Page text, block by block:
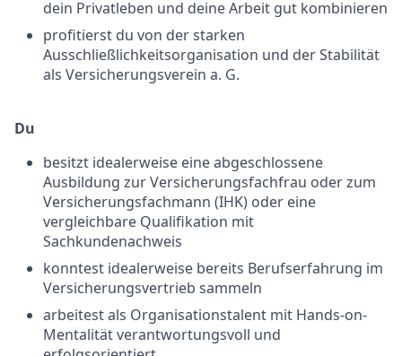
dein Privatleben und deine Arbeit gut kombinieren
profitierst du von der starken
Ausschließlichkeitsorganisation und der Stabilität
als Versicherungsverein a. G.
Du
besitzt idealerweise eine abgeschlossene
Ausbildung zur Versicherungsfachfrau oder zum
Versicherungsfachmann (IHK) oder eine
vergleichbare Qualifikation mit
Sachkundenachweis
konntest idealerweise bereits Berufserfahrung im
Versicherungsvertrieb sammeln
arbeitest als Organisationstalent mit Hands-on-
Mentalität verantwortungsvoll und